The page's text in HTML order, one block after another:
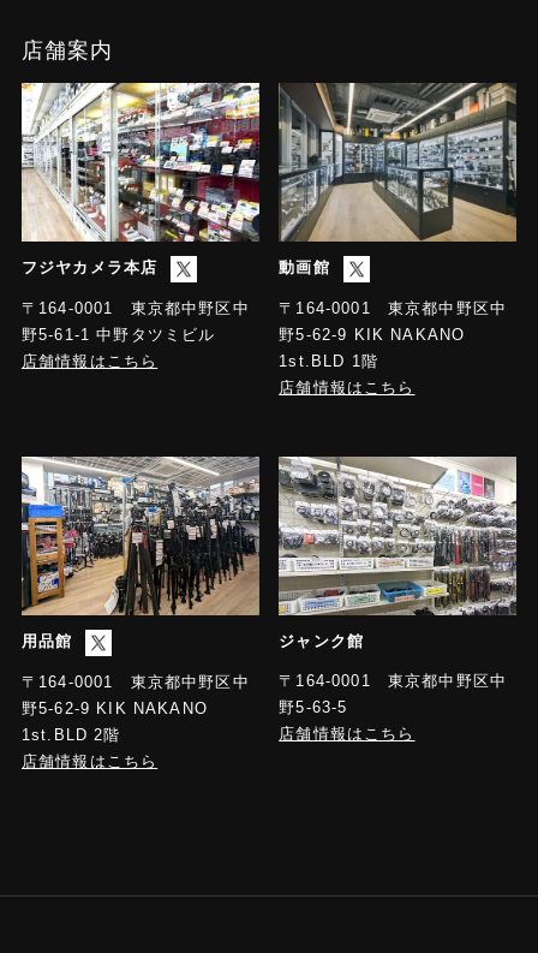
店舗案内
フジヤカメラ本店
〒164-0001 東京都中野区中
野5-61-1 中野タツミビル
店舗情報はこちら
動画館
〒164-0001 東京都中野区中
野5-62-9 KIK NAKANO
1st.BLD 1階
店舗情報はこちら
用品館
〒164-0001 東京都中野区中
野5-62-9 KIK NAKANO
1st.BLD 2階
店舗情報はこちら
ジャンク館
〒164-0001 東京都中野区中
野5-63-5
店舗情報はこちら